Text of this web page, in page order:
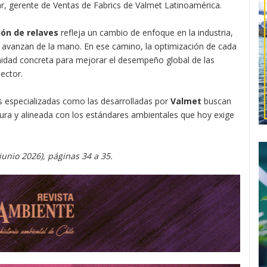
de Ventas de Fabrics de Valmet Latinoamérica.
de relaves refleja un cambio de enfoque en la industria,
de la mano. En ese camino, la optimización de cada
concreta para mejorar el desempeño global de las
como las desarrolladas por Valmet buscan
y alineada con los estándares ambientales que hoy exige
2026), páginas 34 a 35.